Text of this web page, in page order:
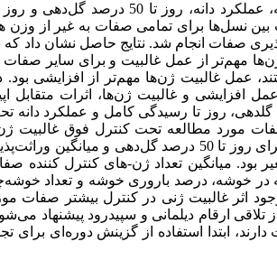
خوشه‌چه پوک در خوشه، درصد باروری خوشه، وزن هزار
نسل‌ها برای تمامی صفات به غیر از وزن
صفات انجام شد. نتایج حاصل نشان داد که
مهم‌تر از عمل غالبیت و برای سایر صفات
عمل غالبیت ژن‌ها مهم‌تر از افزایشی
افزایشی و غالبیت ژن‌ها، اثرات متقابل
غالبیت ژن‌ها نشان داد که صفات روز تا 50 درصد گلدهی، روز تا رسیدگی
مطالعه تحت کنترل فوق غالبیت
وراثت‌پذیری عمومی صفات از 36/0 برای طول خوشه تا 82/0 برای روز تا 50
0 برای روز تا 50 درصد گلدهی متغیر بود. میانگین تعداد ژن-های
اثر غالبیت ژنی در کنترل بیشتر صفات
ارقام دیلمانی و سپیدرود پیشنهاد
ابتدا استفاده از گزینش دوره‌ای برای